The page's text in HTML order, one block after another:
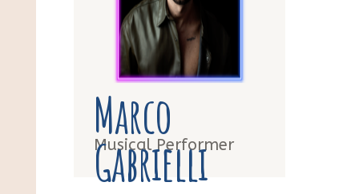
Marco
Gabrielli
Musical Performer